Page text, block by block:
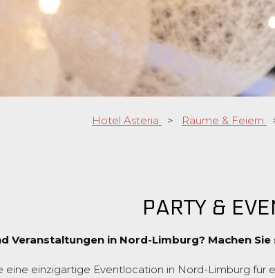
Hotel Asteria > Räume & Feiern
PARTY &
Veranstaltungen in Nord-Limburg? Machen
eine einzigartige Eventlocation in Nord-Limburg für